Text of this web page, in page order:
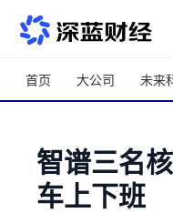
跳转到主内容
首页 大公司 未来
智谱三名
车上下班